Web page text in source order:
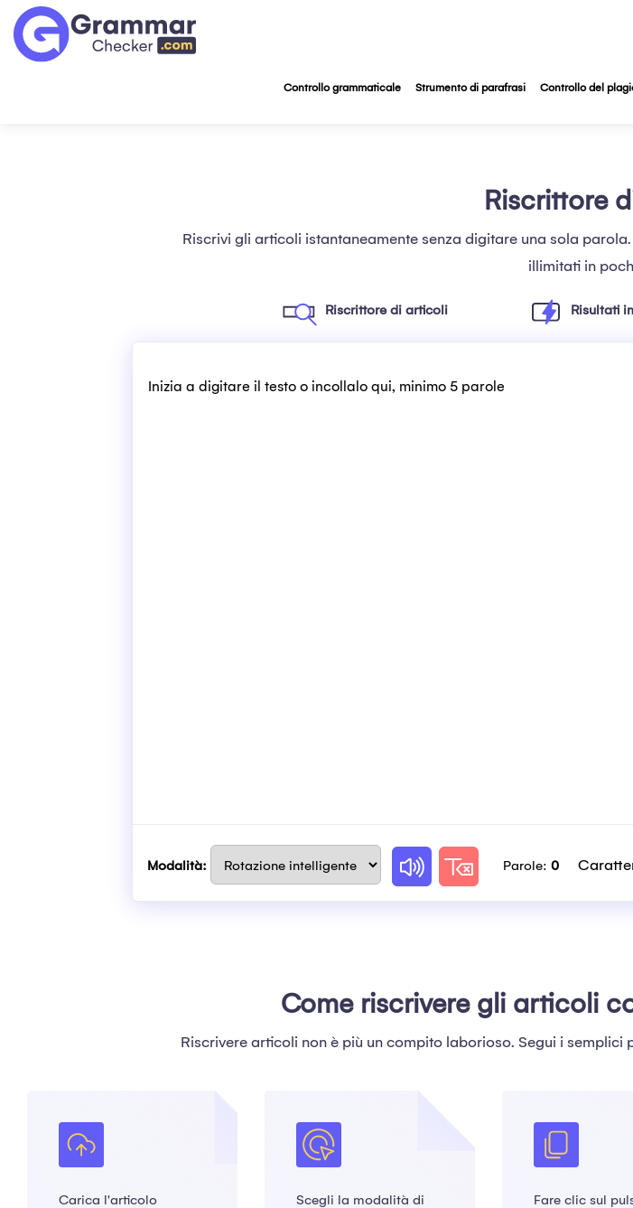
Controllo grammaticale Strumento di parafrasi Controllo del
Riscrittore
Riscrivi gli articoli istantaneamente senza digitare una sola
illimitati in
Riscrittore di articoli Risultati
Modalità: Parole:0
Come riscrivere gli articoli
Riscrivere articoli non è più un compito laborioso. Segui i
Carica l'articolo
Scegli la modalità di
Fare clic sul